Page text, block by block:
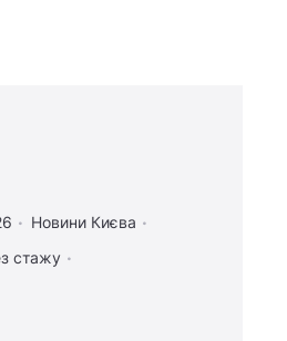
Новини Києва
стажу